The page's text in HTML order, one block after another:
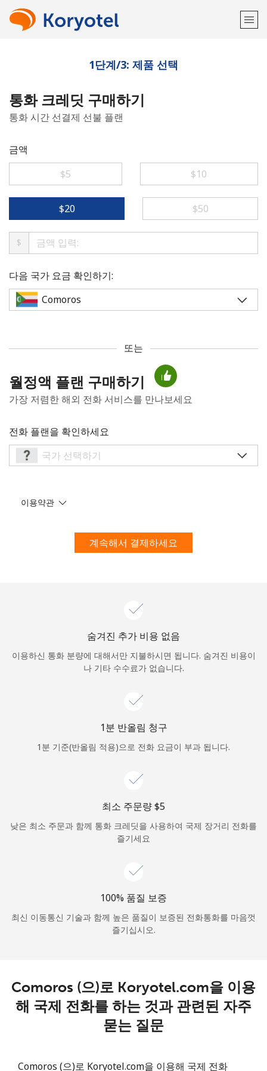
환영합니다!
이미 계정이 있으신가요?
비밀번호를 생성하지 않았습니다
최소 8자
대문자 및 소문자
특수 문자
본 웹사이트에서 계정을 생성함으로써 본인은 이
안녕하세요!
로그인
1단계/3: 제품 선택
통화 크레딧 구매하기
통화 시간 선결제 선불 플랜
금액
⁦$5⁩
⁦$10⁩
⁦$20⁩ ⁦$50⁩
$
다음 국가 요금 확인하기:
또는
월정액 플랜 구매하기
가장 저렴한 해외 전화 서비스를 만나보세요
전화 플랜을 확인하세요
이용약관
계속해서 결제하세요
숨겨진 추가 비용 없음
이용하신 통화 분량에 대해서만 지불하시면 됩니다. 숨겨진 비용이
나 기타 수수료가 없습니다.
1분 반올림 청구
1분 기준(반올림 적용)으로 전화 요금이 부과 됩니다.
최소 주문량 ⁦$5⁩
낮은 최소 주문과 함께 통화 크레딧을 사용하여 국제 장거리 전화를
즐기세요
100% 품질 보증
최신 이동통신 기술과 함께 높은 품질이 보증된 전화통화를 마음껏
즐기십시오.
Comoros (으)로 Koryotel.com을 이용
해 국제 전화를 하는 것과 관련된 자주
묻는 질문
Comoros (으)로 Koryotel.com을 이용해 국제 전화